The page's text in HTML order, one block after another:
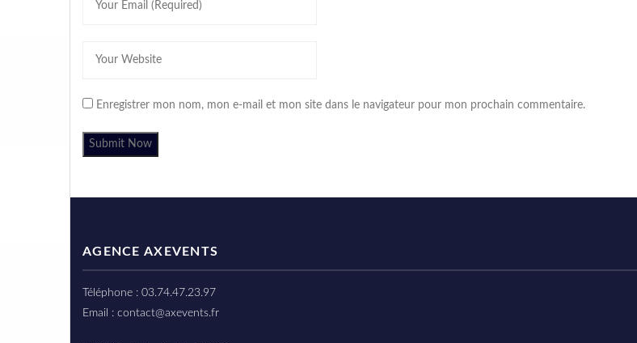
Enregistrer mon nom, mon e-mail et mon site dans le navigateur pour mon prochain commentaire.
AGENCE AXEVENTS
Téléphone : 03.74.47.23.97
Email : contact@axevents.fr